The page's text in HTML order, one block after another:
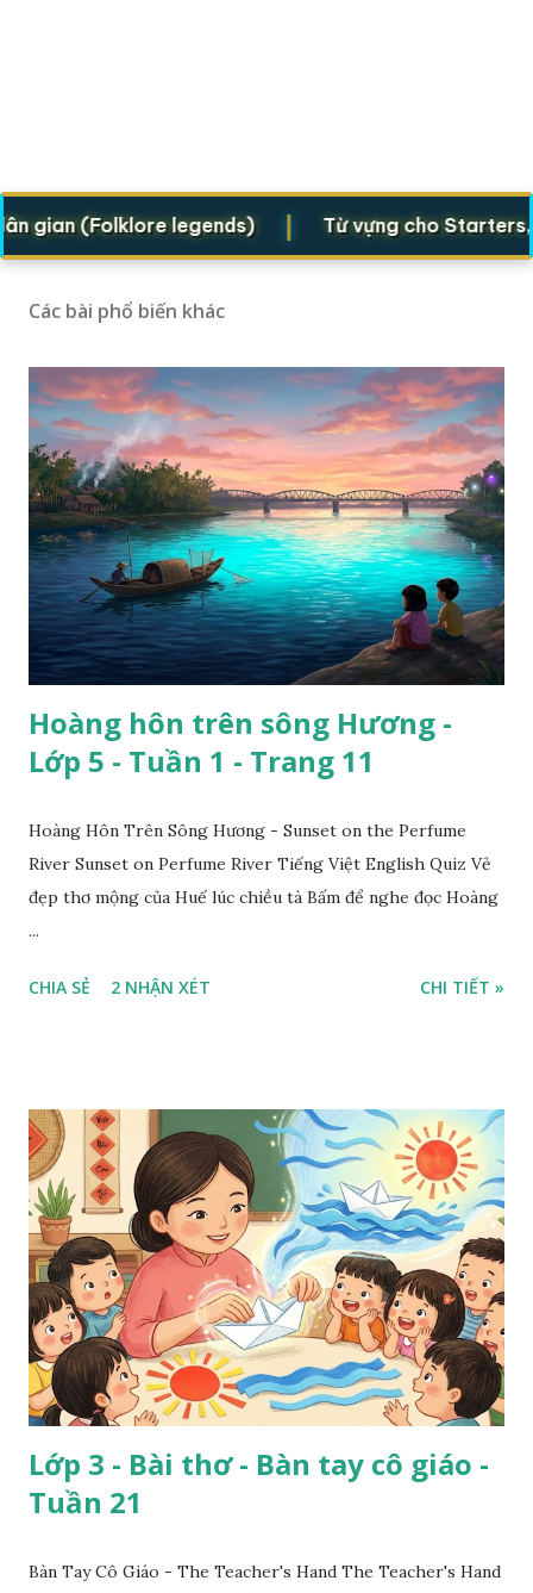
(Folklore legends) | Từ vựng cho Starters,
Các bài phổ biến khác
Hoàng hôn trên sông Hương -
Lớp 5 - Tuần 1 - Trang 11
Hoàng Hôn Trên Sông Hương - Sunset on the Perfume
River Sunset on Perfume River Tiếng Việt English Quiz Vẻ
đẹp thơ mộng của Huế lúc chiều tà Bấm để nghe đọc Hoàng
...
CHIA SẺ 2 NHẬN XÉT CHI TIẾT »
Lớp 3 - Bài thơ - Bàn tay cô giáo -
Tuần 21
Bàn Tay Cô Giáo - The Teacher's Hand The Teacher's Hand